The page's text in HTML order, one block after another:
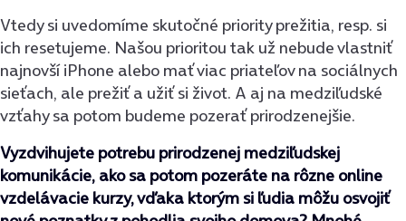
Vtedy si uvedomíme skutočné priority prežitia, resp. si
ich resetujeme. Našou prioritou tak už nebude vlastniť
najnovší iPhone alebo mať viac priateľov na sociálnych
sieťach, ale prežiť a užiť si život. A aj na medziľudské
vzťahy sa potom budeme pozerať prirodzenejšie.
Vyzdvihujete potrebu prirodzenej medziľudskej
komunikácie, ako sa potom pozeráte na rôzne online
vzdelávacie kurzy, vďaka ktorým si ľudia môžu osvojiť